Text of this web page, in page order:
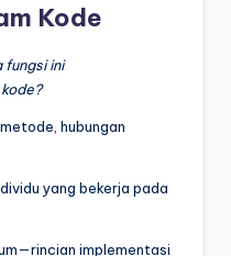
Kode
fungsi ini
hubungan
yang bekerja pada
implementasi